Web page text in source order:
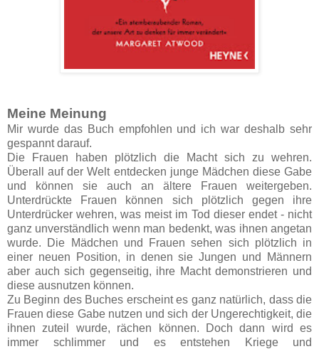
Meine Meinung
Mir wurde das Buch empfohlen und ich war deshalb sehr
gespannt darauf.
Die Frauen haben plötzlich die Macht sich zu wehren.
Überall auf der Welt entdecken junge Mädchen diese Gabe
und können sie auch an ältere Frauen weitergeben.
Unterdrückte Frauen können sich plötzlich gegen ihre
Unterdrücker wehren, was meist im Tod dieser endet - nicht
ganz unverständlich wenn man bedenkt, was ihnen angetan
wurde. Die Mädchen und Frauen sehen sich plötzlich in
einer neuen Position, in denen sie Jungen und Männern
aber auch sich gegenseitig, ihre Macht demonstrieren und
diese ausnutzen können.
Zu Beginn des Buches erscheint es ganz natürlich, dass die
Frauen diese Gabe nutzen und sich der Ungerechtigkeit, die
ihnen zuteil wurde, rächen können. Doch dann wird es
immer schlimmer und es entstehen Kriege und